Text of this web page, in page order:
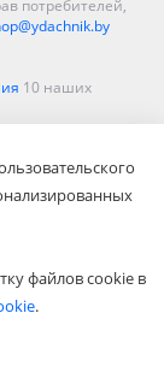
потребителей,
10 наших
магазине
файлов cookie в
.